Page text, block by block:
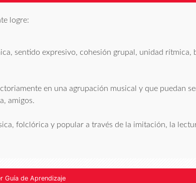
logre:
sentido expresivo, cohesión grupal, unidad rítmica,
en una agrupación musical y que puedan
amigos.
folclórica y popular a través de la imitación, la
Guía de Aprendizaje